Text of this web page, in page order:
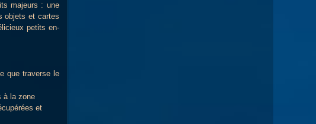
majeurs : une
objets et cartes
petits en-
que traverse le
à la zone
et